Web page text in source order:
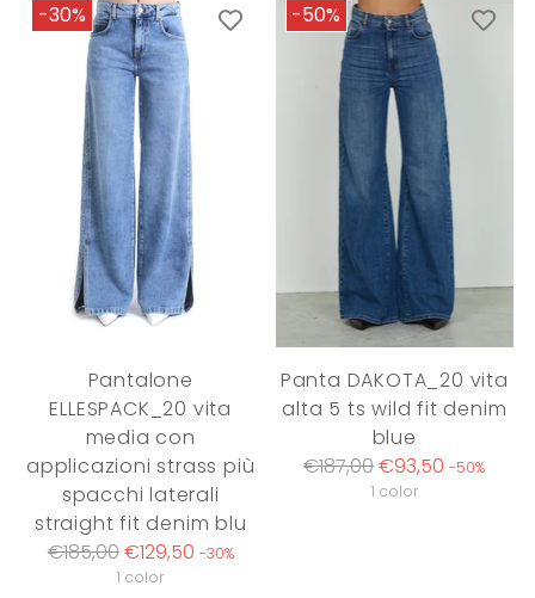
-30%
Pantalone
ELLESPACK_20 vita
media con
applicazioni strass più
spacchi laterali
straight fit denim blu
Regular
€185,00€129,50 -30%
1 color
-50%
Panta DAKOTA_20 vita
alta 5 ts wild fit denim
blue
Regular
€187,00€93,50 -50%
1 color